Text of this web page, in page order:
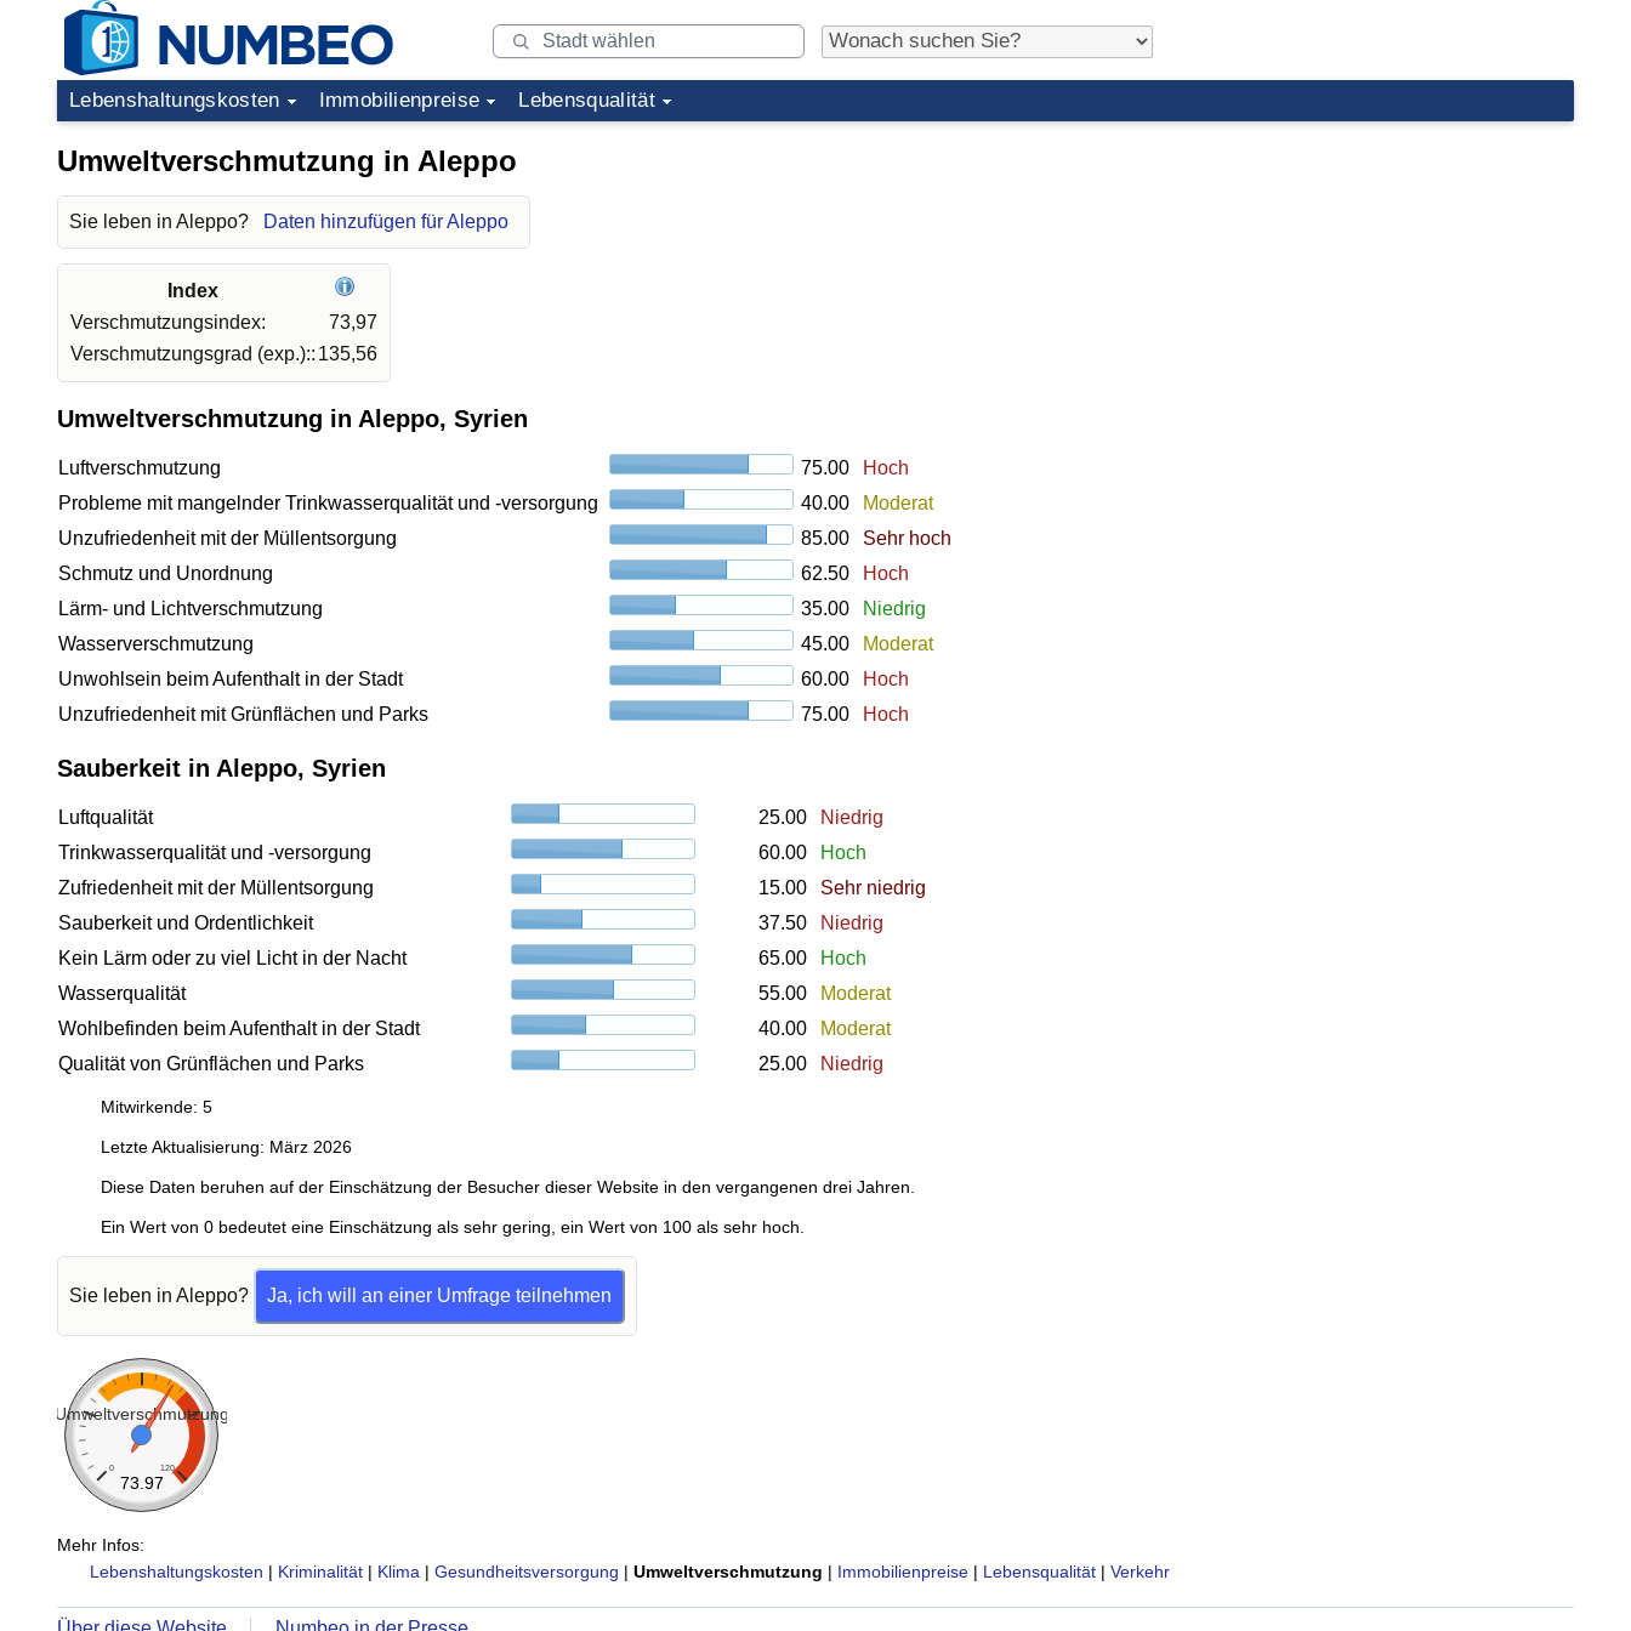
Lebenshaltungskosten Immobilienpreise Lebensqualität
Umweltverschmutzung in Aleppo
Sie leben in Aleppo? Daten hinzufügen für Aleppo
Index
Verschmutzungsindex:
73,97
Verschmutzungsgrad (exp.):: 135,56
Umweltverschmutzung in Aleppo, Syrien
Luftverschmutzung 75.00
Hoch
Probleme mit mangelnder Trinkwasserqualität und -versorgung
40.00
Moderat
Unzufriedenheit mit der Müllentsorgung
85.00
Sehr hoch
Schmutz und Unordnung
62.50
Hoch
Lärm- und Lichtverschmutzung
35.00
Niedrig
Wasserverschmutzung
45.00
Moderat
Unwohlsein beim Aufenthalt in der Stadt
60.00
Hoch
Unzufriedenheit mit Grünflächen und Parks
75.00 Hoch
Sauberkeit in Aleppo, Syrien
Luftqualität 25.00
Niedrig
Trinkwasserqualität und -versorgung
60.00
Hoch
Zufriedenheit mit der Müllentsorgung
15.00
Sehr niedrig
Sauberkeit und Ordentlichkeit
37.50
Niedrig
Kein Lärm oder zu viel Licht in der Nacht
65.00
Hoch
Wasserqualität
55.00
Moderat
Wohlbefinden beim Aufenthalt in der Stadt
40.00
Moderat
Qualität von Grünflächen und Parks
25.00 Niedrig
Mitwirkende: 5
Letzte Aktualisierung: März 2026
Diese Daten beruhen auf der Einschätzung der Besucher dieser Website in den vergangenen drei Jahren.
Ein Wert von 0 bedeutet eine Einschätzung als sehr gering, ein Wert von 100 als sehr hoch.
Sie leben in Aleppo? Ja, ich will an einer Umfrage teilnehmen
Umweltverschmutzung
0 120
73.97
Mehr Infos:
Lebenshaltungskosten | Kriminalität | Klima | Gesundheitsversorgung | Umweltverschmutzung | Immobilienpreise | Lebensqualität | Verkehr